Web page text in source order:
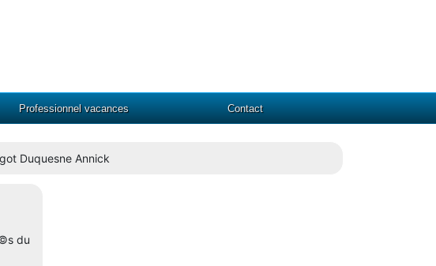
Professionnel vacances Contact
Duquesne Annick
du